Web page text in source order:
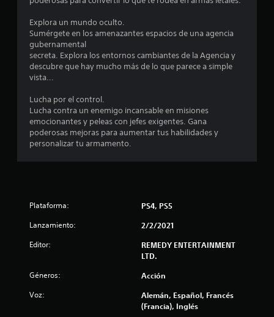
e
c
t
e
Explora un mundo oculto.
Sumérgete en los amenazantes espacios de una agencia
gubernamental
secreta. Explora los entornos cambiantes de la Agencia y
descubre que hay mucho más de lo que parece a simple
vista...
Lucha por el control.
Lucha contra un enemigo incansable en misiones
emocionantes y peleas con jefes exigentes. Gana
poderosas mejoras para aumentar tus habilidades y
personalizar tu armamento.
Plataforma: PS4, PS5
Lanzamiento: 2/2/2021
Editor:
REMEDY ENTERTAINMENT
LTD.
Géneros: Acción
Voz:
Alemán, Español, Francés
(Francia), Inglés